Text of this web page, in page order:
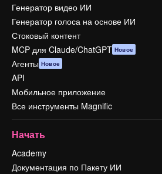
Генератор видео ИИ
Генератор голоса на основе ИИ
Стоковый контент
MCP для Claude/ChatGPT Новое
Агенты Новое
API
Мобильное приложение
Все инструменты Magnific
Начать
Academy
Документация по Пакету ИИ